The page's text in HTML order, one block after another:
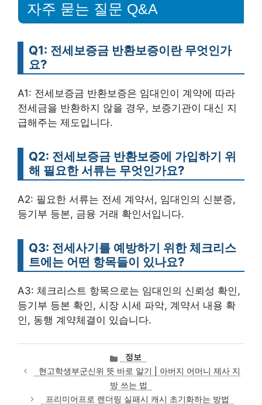
자주 묻는 질문 Q&A
Q1: 전세보증금 반환보증이란 무엇인가
요?
A1: 전세보증금 반환보증은 임대인이 계약에 따라
전세금을 반환하지 않을 경우, 보증기관이 대신 지
급해주는 제도입니다.
Q2: 전세보증금 반환보증에 가입하기 위
해 필요한 서류는 무엇인가요?
A2: 필요한 서류는 전세 계약서, 임대인의 신분증,
등기부 등본, 금융 거래 확인서입니다.
Q3: 전세사기를 예방하기 위한 체크리스
트에는 어떤 항목들이 있나요?
A3: 체크리스트 항목으로는 임대인의 신뢰성 확인,
등기부 등본 확인, 시장 시세 파악, 계약서 내용 확
인, 동행 계약체결이 있습니다.
카
테
고
리
정보
현고학생부군신위 뜻 바로 알기 | 아버지 어머니 제사 지
방 쓰는 법
프리미어프로 렌더링 실패시 캐시 초기화하는 방법